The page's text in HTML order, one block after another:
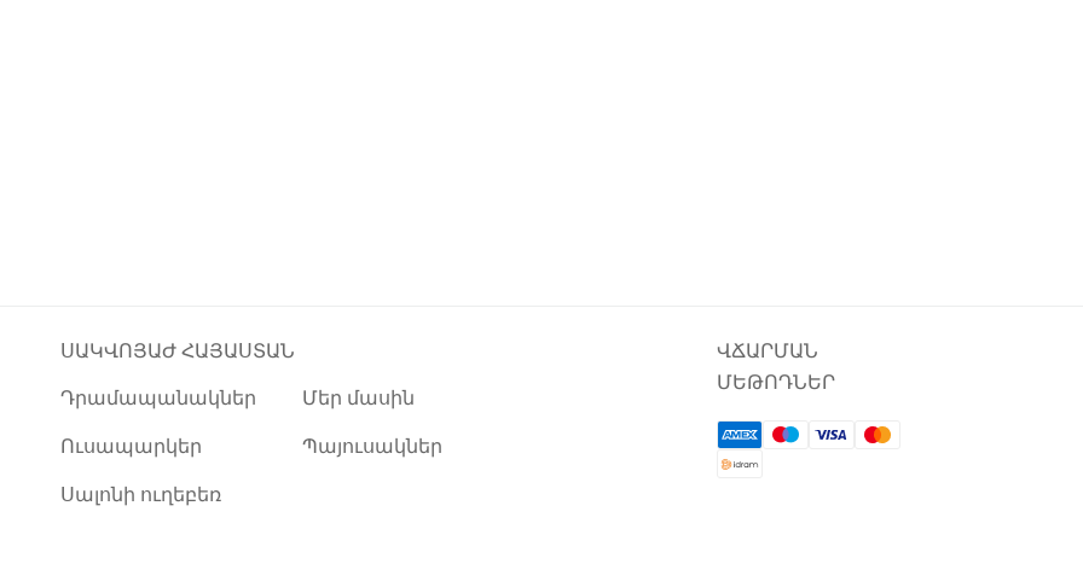
ՍԱԿՎՈՅԱԺ ՀԱՅԱՍՏԱՆ
Դրամապանակներ Մեր մասին
Ուսապարկեր Պայուսակներ
Սալոնի ուղեբեռ
ՎՃԱՐՄԱՆ
ՄԵԹՈԴՆԵՐ